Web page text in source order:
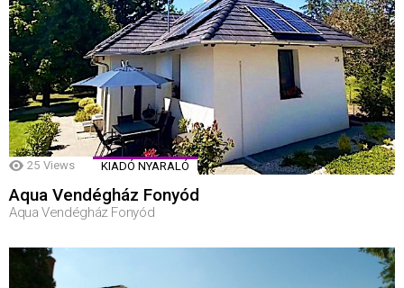
25 Views KIADÓ NYARALÓ
Aqua Vendégház Fonyód
Aqua Vendégház Fonyód